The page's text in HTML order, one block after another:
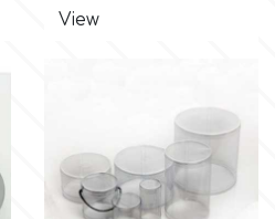
View